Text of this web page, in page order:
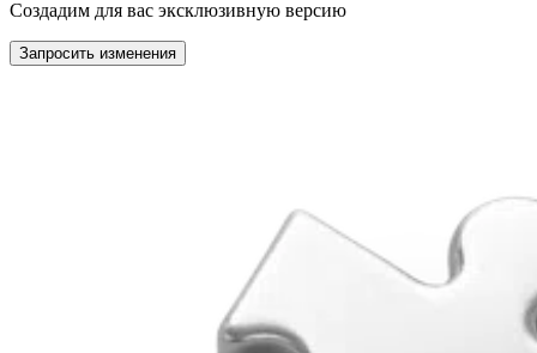
Создадим для вас эксклюзивную версию
Запросить изменения